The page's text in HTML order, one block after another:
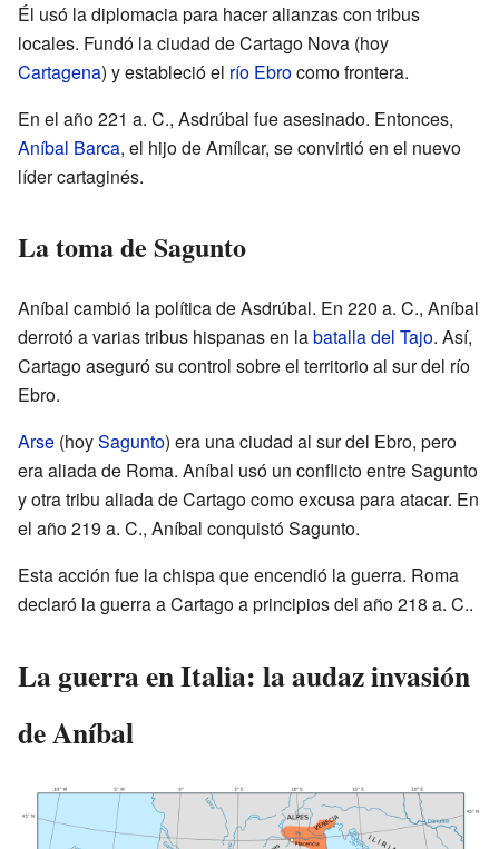
Él usó la diplomacia para hacer alianzas con tribus
locales. Fundó la ciudad de Cartago Nova (hoy
Cartagena) y estableció el río Ebrocomo frontera.
En el año221 a. C., Asdrúbal fue asesinado. Entonces,
Aníbal Barca, el hijo de Amílcar, se convirtió en el nuevo
líder cartaginés.
La toma de Sagunto
Aníbal cambió la política de Asdrúbal. En 220 a. C., Aníbal
derrotó a varias tribus hispanas en labatalla del Tajo. Así,
Cartago aseguró su control sobre el territorio al sur del río
Ebro.
Arse (hoySagunto) era una ciudad al sur del Ebro, pero
era aliada de Roma. Aníbal usó un conflicto entre Sagunto
y otra tribu aliada de Cartago como excusa para atacar. En
el año219 a. C., Aníbal conquistó Sagunto.
Esta acción fue la chispa que encendió la guerra. Roma
declaró la guerra a Cartago a principios del año218 a. C..
La guerra en Italia: la audaz invasión
de Aníbal